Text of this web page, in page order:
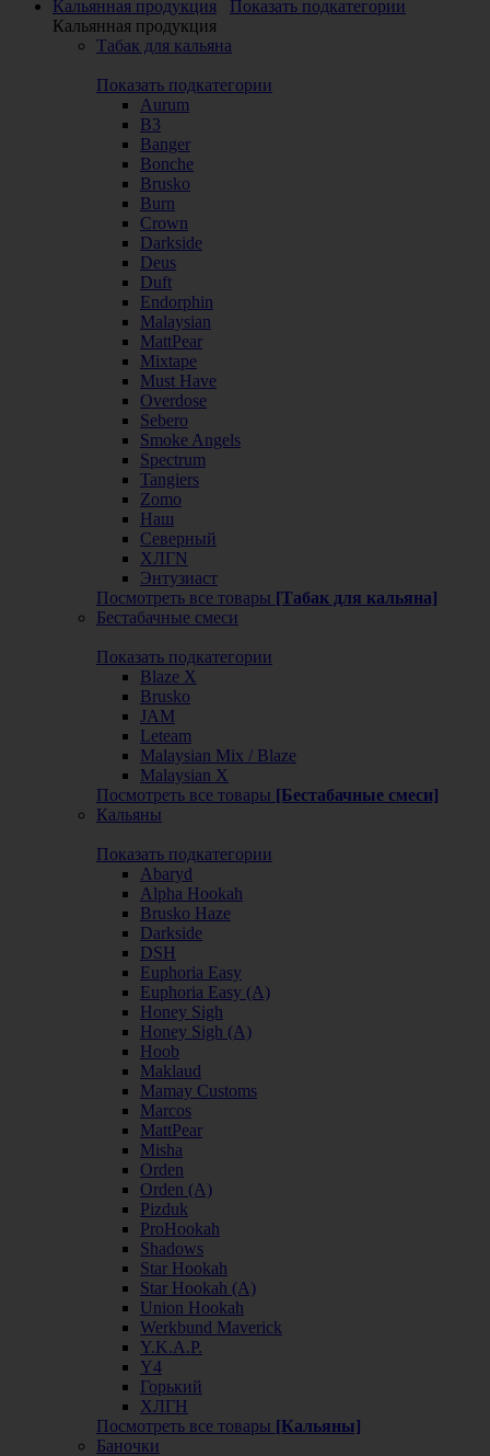
Кальянная продукция
Показать подкатегории
Кальянная продукция
Табак для кальяна
Показать подкатегории
Aurum
B3
Banger
Bonche
Brusko
Burn
Crown
Darkside
Deus
Duft
Endorphin
Malaysian
MattPear
Mixtape
Must Have
Overdose
Sebero
Smoke Angels
Spectrum
Tangiers
Zomo
Наш
Северный
ХЛГN
Энтузиаст
Посмотреть все товары [Табак для кальяна]
Бестабачные смеси
Показать подкатегории
Blaze X
Brusko
JAM
Leteam
Malaysian Mix / Blaze
Malaysian X
Посмотреть все товары [Бестабачные смеси]
Кальяны
Показать подкатегории
Abaryd
Alpha Hookah
Brusko Haze
Darkside
DSH
Euphoria Easy
Euphoria Easy (А)
Honey Sigh
Honey Sigh (А)
Hoob
Maklaud
Mamay Customs
Marcos
MattPear
Misha
Orden
Orden (А)
Pizduk
ProHookah
Shadows
Star Hookah
Star Hookah (А)
Union Hookah
Werkbund Maverick
Y.K.A.P.
Y4
Горький
ХЛГН
Посмотреть все товары [Кальяны]
Баночки